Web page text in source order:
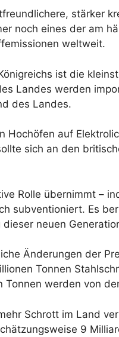
stärker
noch eines der am
weltweit.
ist die
Landes werden
des Landes.
Hochöfen auf
sich an den
Rolle übernimmt –
subventioniert. Es
neuen
Änderungen der
Tonnen
werden von
Schrott im Land
9